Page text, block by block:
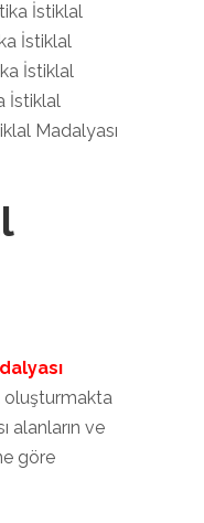
İstiklal
İstiklal
İstiklal
İstiklal
Madalyası
oluşturmakta
alanların ve
göre